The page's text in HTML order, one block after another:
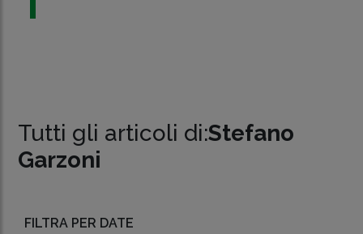
Tutti gli articoli di:Stefano
Garzoni
FILTRA PER DATE